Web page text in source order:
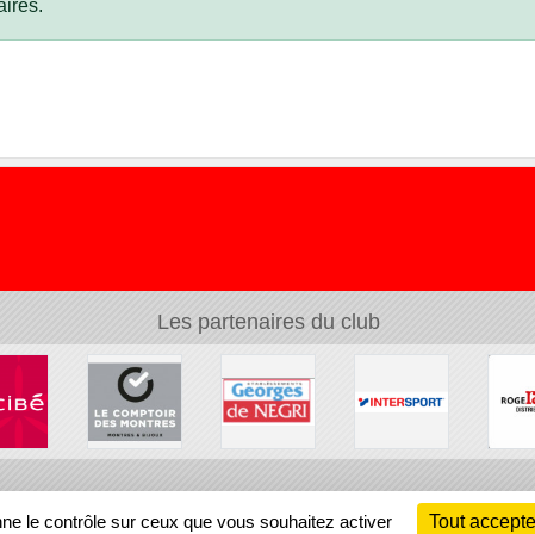
Les partenaires du club
le contrôle sur ceux que vous souhaitez activer Tout